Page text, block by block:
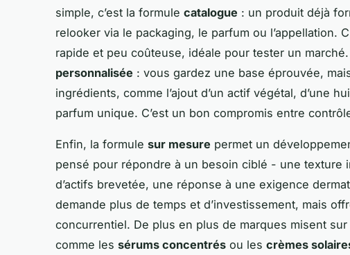
simple, c’est la formule catalogue : un produit déjà
relooker via le packaging, le parfum ou l’appellation.
rapide et peu coûteuse, idéale pour tester un
personnalisée : vous gardez une base éprouvée,
ingrédients, comme l’ajout d’un actif végétal, d’une
parfum unique. C’est un bon compromis entre
Enfin, la formule sur mesure permet un
pensé pour répondre à un besoin ciblé - une texture
d’actifs brevetée, une réponse à une exigence
demande plus de temps et d’investissement, mais
concurrentiel. De plus en plus de marques misent
comme les sérums concentrés ou les crèmes